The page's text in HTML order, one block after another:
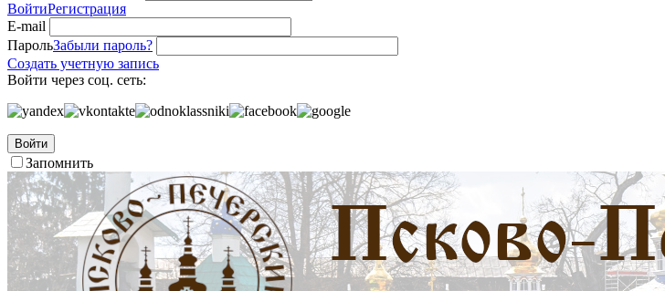
ВойтиРегистрация
E-mail
ПарольЗабыли пароль?
Создать учетную запись
Войти через соц. сеть:
Войти
Запомнить